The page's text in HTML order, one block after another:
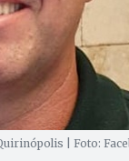
| Foto: